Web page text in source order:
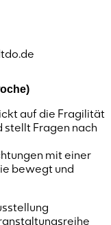
auf die Fragilität
stellt Fragen nach
mit einer
bewegt und